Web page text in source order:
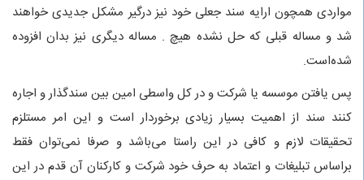
مواردی همچون ارایه سند جعلی خود نیز درگیر مشکل جدیدی خواهند
شد و مساله قبلی که حل نشده هیچ . مساله دیگری نیز بدان افزوده
شده‌است.
پس یافتن موسسه یا شرکت و در کل واسطی امین بین سندگذار و اجاره
کنند سند از اهمیت بسیار زیادی برخوردار است و این امر مستلزم
تحقیقات لازم و کافی در این راستا می‌باشد و صرفا نمی‌توان فقط
براساس تبلیغات و اعتماد به حرف خود شرکت و کارکنان آن قدم در این